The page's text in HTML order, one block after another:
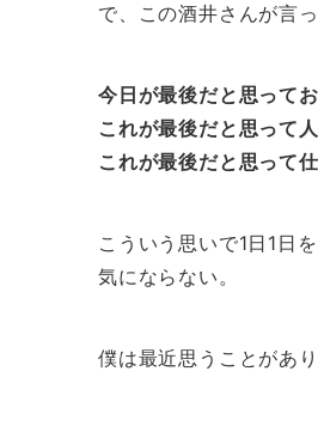
で、この酒井さんが言
今日が最後だと思って
これが最後だと思って
これが最後だと思って
こういう思いで1日1日
気にならない。
僕は最近思うことがあり